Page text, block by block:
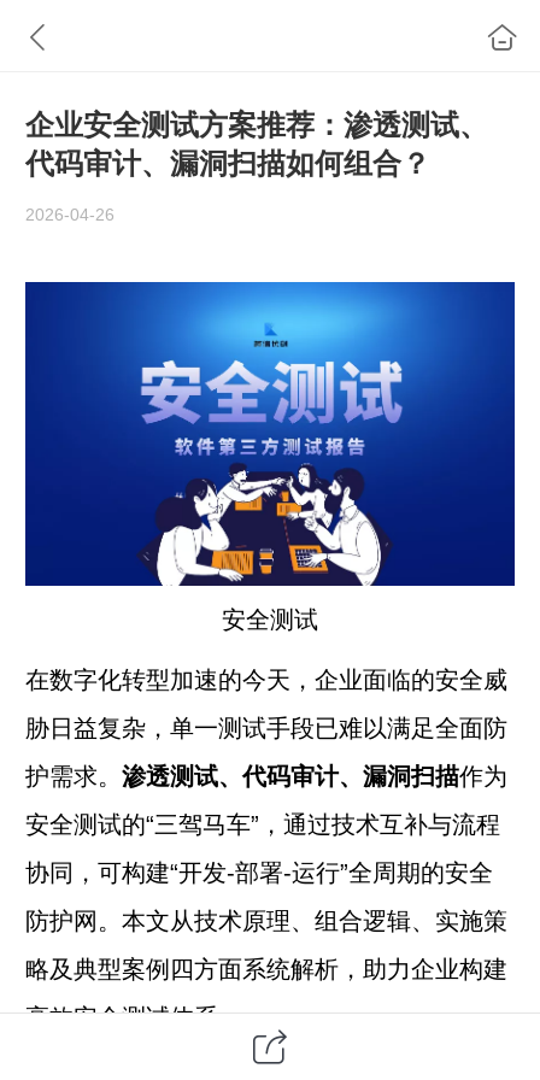
企业安全测试方案推荐：渗透测试、
代码审计、漏洞扫描如何组合？
2026-04-26
安全测试
在数字化转型加速的今天，企业面临的安全威
胁日益复杂，单一测试手段已难以满足全面防
护需求。 渗透测试、代码审计、漏洞扫描作为
安全测试的“三驾马车”，通过技术互补与流程
协同，可构建“开发-部署-运行”全周期的安全
防护网。本文从技术原理、组合逻辑、实施策
略及典型案例四方面系统解析，助力企业构建
高效安全测试体系。